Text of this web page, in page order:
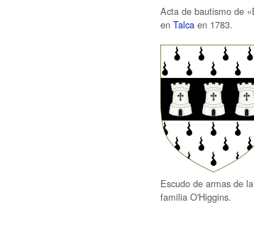
Acta de bautismo de
en Talcaen 1783.
Escudo de armas de la
familia O'Higgins.